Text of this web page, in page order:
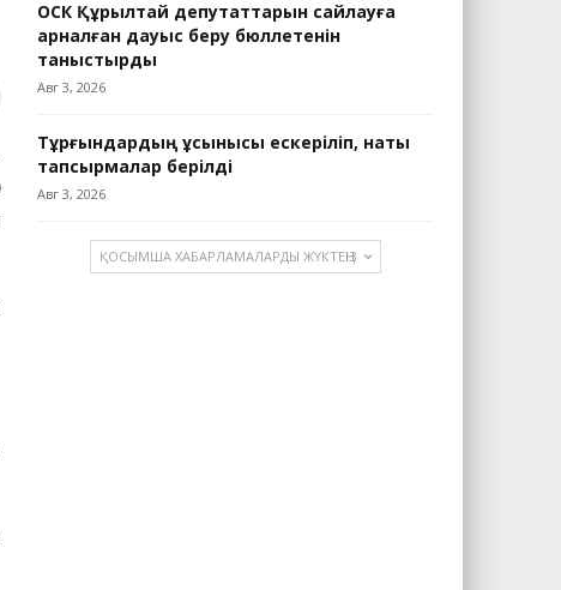
ОСК Құрылтай депутаттарын сайлауға
арналған дауыс беру бюллетенін
таныстырды
Авг 3, 2026
Тұрғындардың ұсынысы ескеріліп, нақты
тапсырмалар берілді
Авг 3, 2026
ҚОСЫМША ХАБАРЛАМАЛАРДЫ ЖҮКТЕҢІЗ